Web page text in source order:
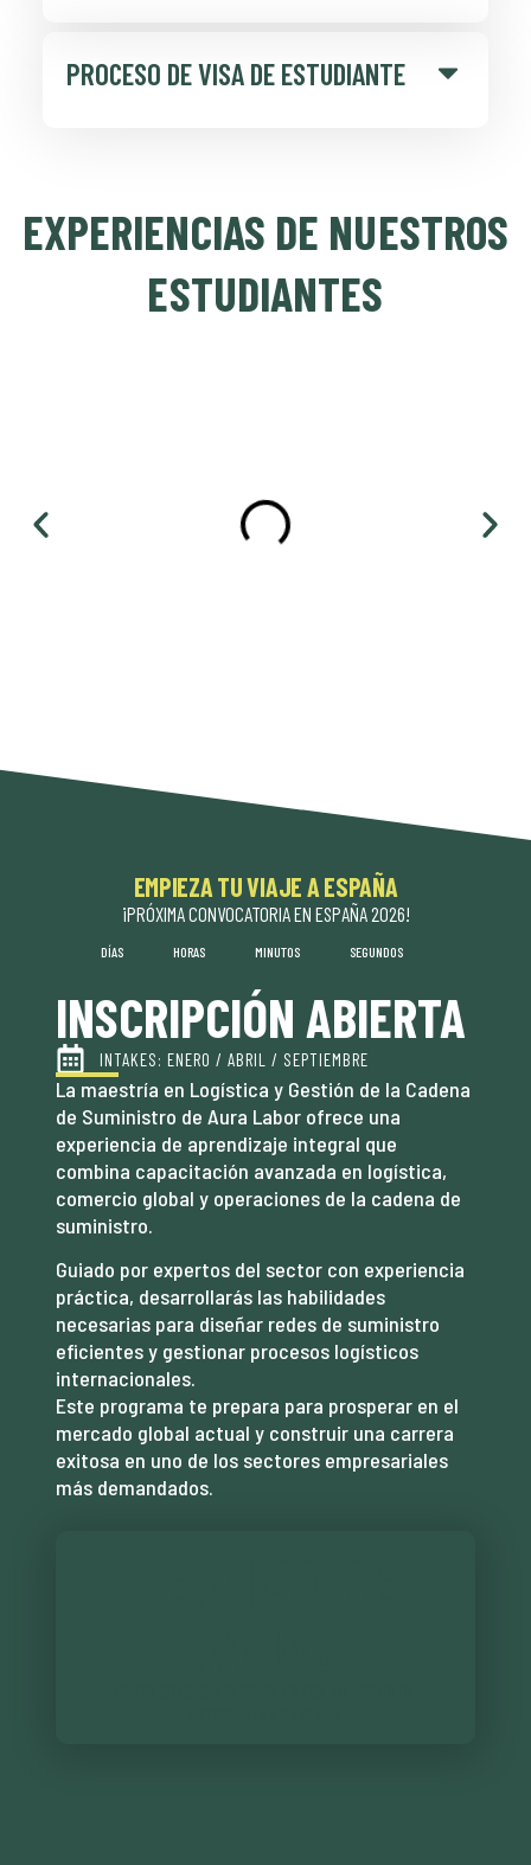
PROCESO DE VISA DE ESTUDIANTE
EXPERIENCIAS DE NUESTROS
ESTUDIANTES
EMPIEZA TU VIAJE A ESPAÑA
¡PRÓXIMA CONVOCATORIA EN ESPAÑA 2026!
DÍAS HORAS MINUTOS SEGUNDOS
INSCRIPCIÓN ABIERTA
INTAKES: ENERO / ABRIL / SEPTIEMBRE
La maestría en Logística y Gestión de la Cadena
de Suministro de Aura Labor ofrece una
experiencia de aprendizaje integral que
combina capacitación avanzada en logística,
comercio global y operaciones de la cadena de
suministro.
Guiado por expertos del sector con experiencia
práctica, desarrollarás las habilidades
necesarias para diseñar redes de suministro
eficientes y gestionar procesos logísticos
internacionales.
Este programa te prepara para prosperar en el
mercado global actual y construir una carrera
exitosa en uno de los sectores empresariales
más demandados.